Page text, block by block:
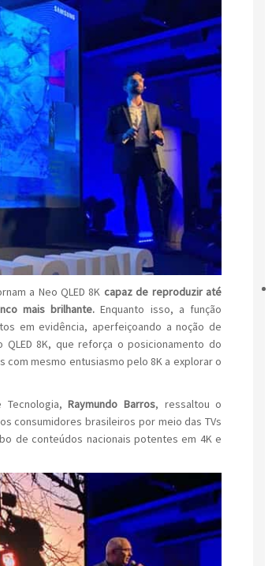
a Neo QLED 8K capaz de reproduzir até
mais brilhante. Enquanto isso, a função
em evidência, aperfeiçoando a noção de
8K, que reforça o posicionamento do
mesmo entusiasmo pelo 8K a explorar o
Tecnologia,Raymundo Barros, ressaltou o
consumidores brasileiros por meio das TVs
de conteúdos nacionais potentes em 4K e